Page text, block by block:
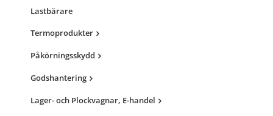
Lastbärare
Termoprodukter
Påkörningsskydd
Godshantering
Lager- och Plockvagnar, E-handel